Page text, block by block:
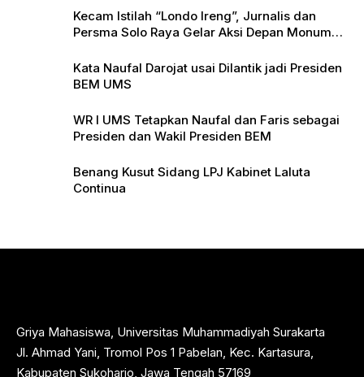
Kecam Istilah “Londo Ireng”, Jurnalis dan
Persma Solo Raya Gelar Aksi Depan Monumen
Kata Naufal Darojat usai Dilantik jadi Presiden
BEM UMS
WR I UMS Tetapkan Naufal dan Faris sebagai
Presiden dan Wakil Presiden BEM
Benang Kusut Sidang LPJ Kabinet Laluta
Continua
Griya Mahasiswa, Universitas Muhammadiyah Surakarta
Jl. Ahmad Yani, Tromol Pos 1 Pabelan, Kec. Kartasura,
Kabupaten Sukoharjo, Jawa Tengah 57169